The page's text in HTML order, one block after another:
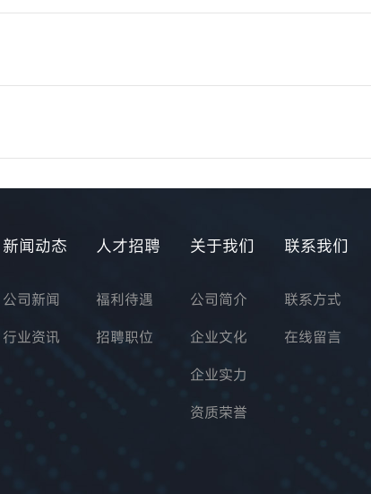
新闻动态
公司新闻
行业资讯
人才招聘
福利待遇
招聘职位
关于我们
公司简介
企业文化
企业实力
资质荣誉
联系我们
联系方式
在线留言